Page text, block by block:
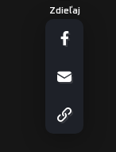
Zdieľaj